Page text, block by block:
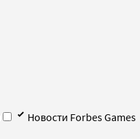
Новости Forbes Games